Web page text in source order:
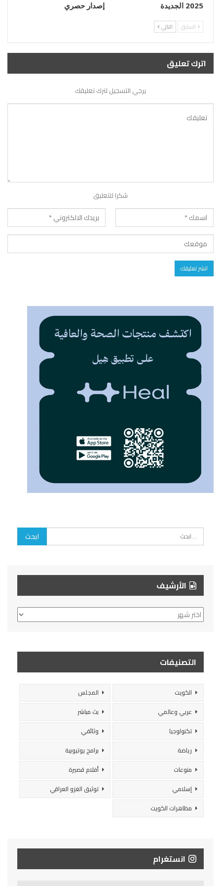
2025 الجديدة إصدار حصري
السابق التالي
اترك تعليق
يرجي التسجيل لترك تعليقك
شكرا للتعليق
الأرشيف
الأرشيف
التصنيفات
الكويت
المجلس
عربي وعالمي
بث مباشر
تكنولوجيا
وثائقي
رياضة
برامج يوتيوبية
منوعات
أفلام قصيرة
إسلامي
توثيق الغزو العراقي
مظاهرات الكويت
انستغرام